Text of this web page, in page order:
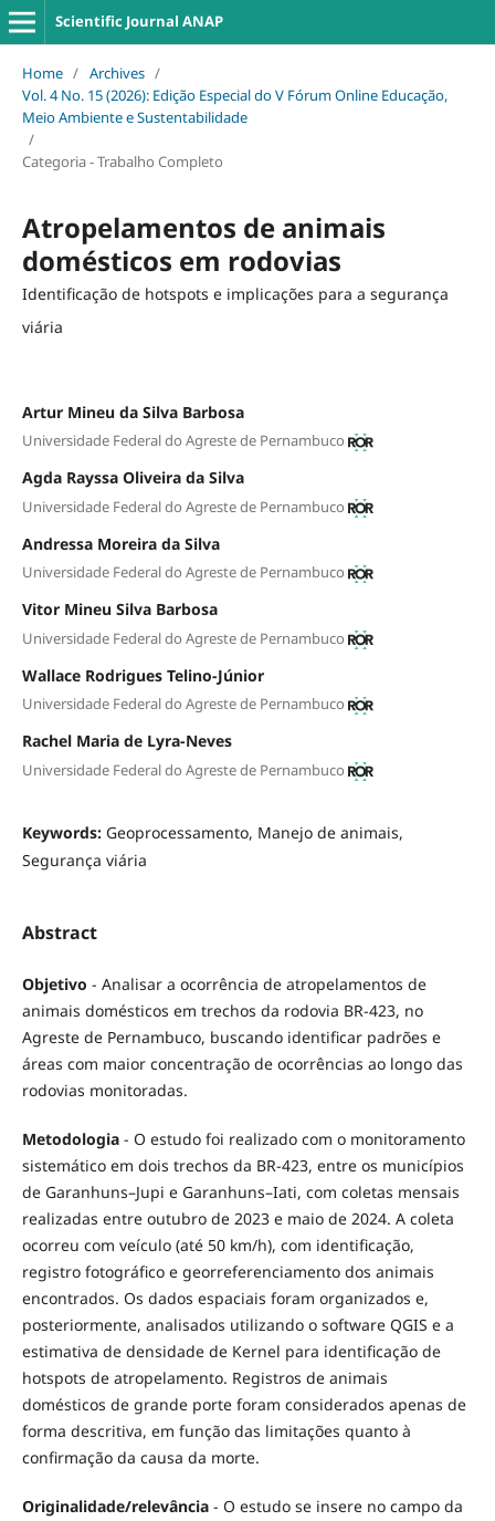
Scientific Journal ANAP
Home / Archives /
Vol. 4 No. 15 (2026): Edição Especial do V Fórum Online Educação,
Meio Ambiente e Sustentabilidade
/
Categoria - Trabalho Completo
Atropelamentos de animais
domésticos em rodovias
Identificação de hotspots e implicações para a segurança
viária
Artur Mineu da Silva Barbosa
Universidade Federal do Agreste de Pernambuco
Agda Rayssa Oliveira da Silva
Universidade Federal do Agreste de Pernambuco
Andressa Moreira da Silva
Universidade Federal do Agreste de Pernambuco
Vitor Mineu Silva Barbosa
Universidade Federal do Agreste de Pernambuco
Wallace Rodrigues Telino-Júnior
Universidade Federal do Agreste de Pernambuco
Rachel Maria de Lyra-Neves
Universidade Federal do Agreste de Pernambuco
Keywords: Geoprocessamento, Manejo de animais,
Segurança viária
Abstract
Objetivo - Analisar a ocorrência de atropelamentos de
animais domésticos em trechos da rodovia BR-423, no
Agreste de Pernambuco, buscando identificar padrões e
áreas com maior concentração de ocorrências ao longo das
rodovias monitoradas.
Metodologia- O estudo foi realizado com o monitoramento
sistemático em dois trechos da BR-423, entre os municípios
de Garanhuns–Jupi e Garanhuns–Iati, com coletas mensais
realizadas entre outubro de 2023 e maio de 2024. A coleta
ocorreu com veículo (até 50 km/h), com identificação,
registro fotográfico e georreferenciamento dos animais
encontrados. Os dados espaciais foram organizados e,
posteriormente, analisados utilizando o software QGIS e a
estimativa de densidade de Kernel para identificação de
hotspots de atropelamento. Registros de animais
domésticos de grande porte foram considerados apenas de
forma descritiva, em função das limitações quanto à
confirmação da causa da morte.
Originalidade/relevância- O estudo se insere no campo da